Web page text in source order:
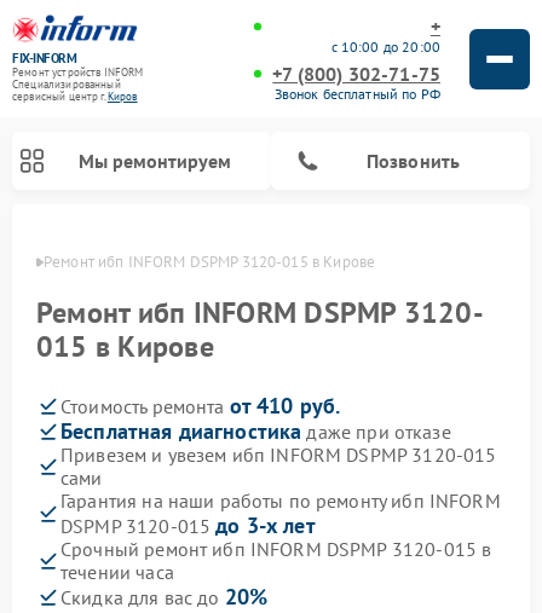
FIX-INFORM
Ремонт устройств INFORM
Специализированный
cервисный центр г.Киров
+
с 10:00 до 20:00
+7 (800) 302-71-75
Звонок бесплатный по РФ
Мы ремонтируем Позвонить
Ремонт ибп INFORM DSPMP 3120-015 в Кирове
Ремонт ибп INFORM DSPMP 3120-
015 в Кирове
Стоимость ремонта от 410 руб.
Бесплатная диагностика даже при отказе
Привезем и увезем ибп INFORM DSPMP 3120-015
сами
Гарантия на наши работы по ремонту ибп INFORM
DSPMP 3120-015до 3-х лет
Срочный ремонт ибп INFORM DSPMP 3120-015 в
течении часа
Скидка для вас до 20%